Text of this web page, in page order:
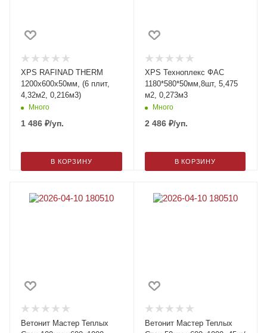
XPS RAFINAD THERM
1200x600х50мм, (6 плит,
4,32м2, 0,216м3)
Много
1 486 ₽/уп.
В КОРЗИНУ
XPS Техноплекс ФАС
1180*580*50мм,8шт, 5,475
м2, 0,273м3
Много
2 486₽/уп.
В КОРЗИНУ
Ветонит Мастер Теплых
Ветонит Мастер Теплых